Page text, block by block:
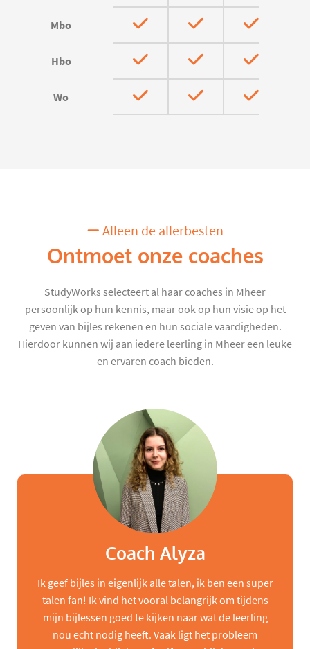
Mbo
Hbo
Wo
Alleen de allerbesten
Ontmoet onze coaches
StudyWorks selecteert al haar coaches in Mheer
persoonlijk op hun kennis, maar ook op hun visie op het
geven van bijles rekenen en hun sociale vaardigheden.
Hierdoor kunnen wij aan iedere leerling in Mheer een leuke
en ervaren coach bieden.
Coach Alyza
Ik geef bijles in eigenlijk alle talen, ik ben een super
talen fan! Ik vind het vooral belangrijk om tijdens
mijn bijlessen goed te kijken naar wat de leerling
nou echt nodig heeft. Vaak ligt het probleem